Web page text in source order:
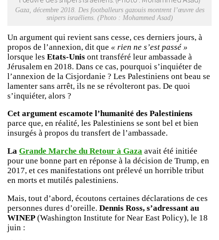
Gaza, décembre 2018. Des footballeurs gazouis montrent l’œuvre des
snipers israéliens. (Photo : Mohammed Asad)
Un argument qui revient sans cesse, ces derniers jours, à
propos de l’annexion, dit que « rien ne s’est passé »
lorsque les Etats-Unis ont transféré leur ambassade à
Jérusalem en 2018. Dans ce cas, pourquoi s’inquiéter de
l’annexion de la Cisjordanie ? Les Palestiniens ont beau se
lamenter sans arrêt, ils ne se révolteront pas. De quoi
s’inquiéter, alors ?
Cet argument escamote l’humanité des Palestiniens
parce que, en réalité, les Palestiniens se sont bel et bien
insurgés à propos du transfert de l’ambassade.
La Grande Marche du Retour à Gaza avait été initiée
pour une bonne part en réponse à la décision de Trump, en
2017, et ces manifestations ont prélevé un horrible tribut
en morts et mutilés palestiniens.
Mais, tout d’abord, écoutons certaines déclarations de ces
personnes dures d’oreille. Dennis Ross, s’adressant au
WINEP (Washington Institute for Near East Policy), le 18
juin :